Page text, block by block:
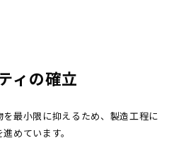
ィの確立
最小限に抑えるため、製造工程に
めています。